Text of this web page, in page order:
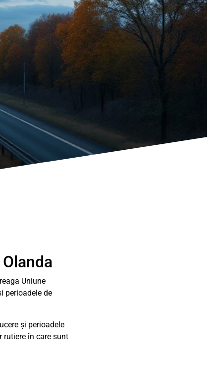
Uniune
perioadele de
și perioadele
rutiere în care sunt